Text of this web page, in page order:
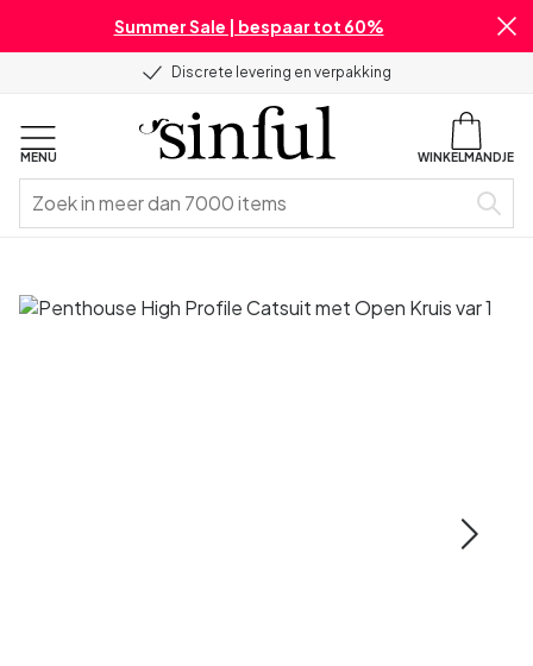
Summer Sale | bespaar tot 60%
Discrete levering en verpakking
MENU WINKELMANDJE